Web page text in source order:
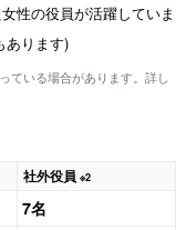
性の役員が活躍していま
あります)
ている場合があります。詳し
社外役員 ※2
7名